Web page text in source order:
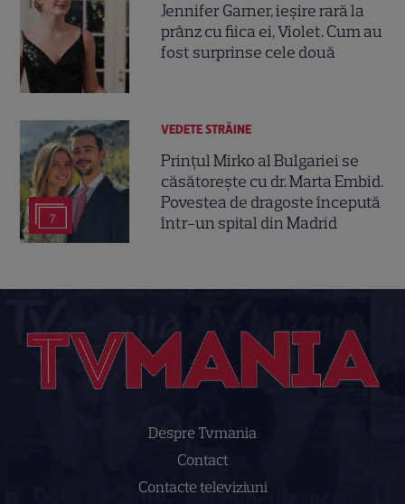
Jennifer Garner, ieșire rară la
prânz cu fiica ei, Violet. Cum au
fost surprinse cele două
7
VEDETE STRĂINE
Prințul Mirko al Bulgariei se
căsătorește cu dr. Marta Embid.
Povestea de dragoste începută
într-un spital din Madrid
Despre Tvmania
Contact
Contacte televiziuni